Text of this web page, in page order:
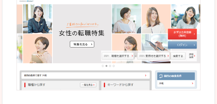
働く女のワーク＆ライフマガジン「woman type
悪いところ
求人の掲載数が少ないです。
求人の掲載情報の文字が小さめで、少し見づらい